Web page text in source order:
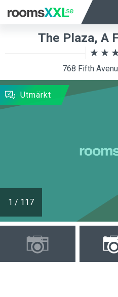
BeläggningThe Plaza, A
768 Fifth
1 / 117
Utmärkt